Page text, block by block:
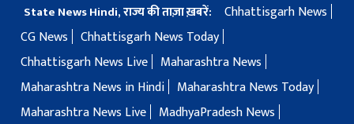
State News Hindi, राज्य की ताज़ा ख़बरें:
Chhattisgarh News
CG News
Chhattisgarh News Today
Chhattisgarh News Live
Maharashtra News
Maharashtra News in Hindi
Maharashtra News Today
Maharashtra News Live
MadhyaPradesh News